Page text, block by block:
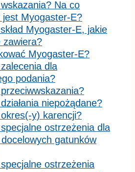
Na co
jest Myogaster-E?
Myogaster-E, jakie
zawiera?
Myogaster-E?
dla
podania?
niepożądane?
y) karencji?
ostrzeżenia dla
gatunków
ostrzeżenia